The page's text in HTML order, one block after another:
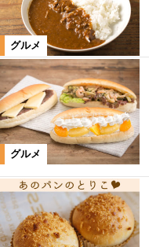
グルメ
グルメ